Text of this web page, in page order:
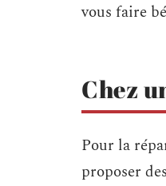
vous faire
Chez
Pour la
proposer